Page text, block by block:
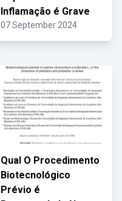
Inflamação é Grave
07 September 2024
Qual O Procedimento
Biotecnológico
Prévio é